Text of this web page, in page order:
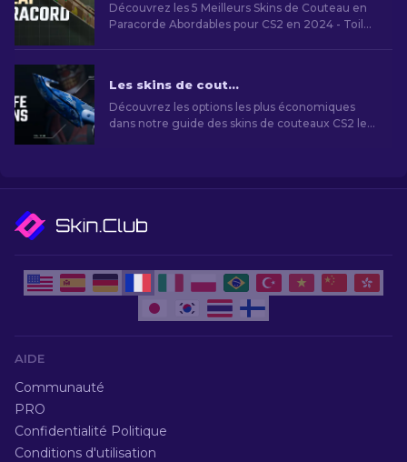
Découvrez les 5 Meilleurs Skins de Couteau en
Paracorde Abordables pour CS2 en 2024 - Toile
Les skins de couteaux CS2 les moins chers [2026]
Découvrez les options les plus économiques
dans notre guide des skins de couteaux CS2 les
AIDE
Communauté
PRO
Confidentialité Politique
Conditions d'utilisation